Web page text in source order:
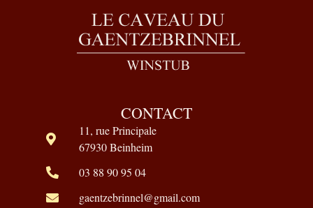
CONTACT
11, rue Principale
67930 Beinheim
03 88 90 95 04
gaentzebrinnel@gmail.com